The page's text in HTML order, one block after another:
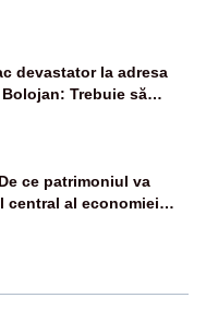
român
devastator la adresa
Trebuie să
dar nu șținem omaneii
ce patrimoniul va
central al economiei